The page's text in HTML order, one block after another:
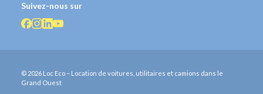
Suivez-nous sur
© 2026 Loc Eco – Location de voitures, utilitaires et camions dans le
Grand Ouest